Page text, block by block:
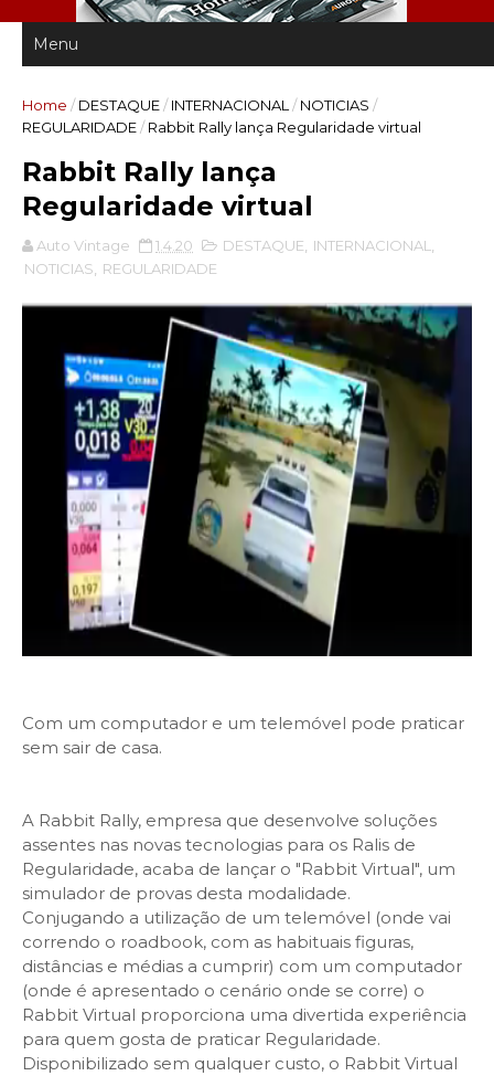
Home / DESTAQUE/ INTERNACIONAL / NOTICIAS /
REGULARIDADE/ Rabbit Rally lança Regularidade virtual
Rabbit Rally lança
Regularidade virtual
Auto Vintage 1.4.20 DESTAQUE INTERNACIONAL
NOTICIAS
REGULARIDADE
Com um computador e um telemóvel pode praticar
sem sair de casa.
A Rabbit Rally, empresa que desenvolve soluções
assentes nas novas tecnologias para os Ralis de
Regularidade, acaba de lançar o "Rabbit Virtual", um
simulador de provas desta modalidade.
Conjugando a utilização de um telemóvel (onde vai
correndo o roadbook, com as habituais figuras,
distâncias e médias a cumprir) com um computador
(onde é apresentado o cenário onde se corre) o
Rabbit Virtual proporciona uma divertida experiência
para quem gosta de praticar Regularidade.
Disponibilizado sem qualquer custo, o Rabbit Virtual